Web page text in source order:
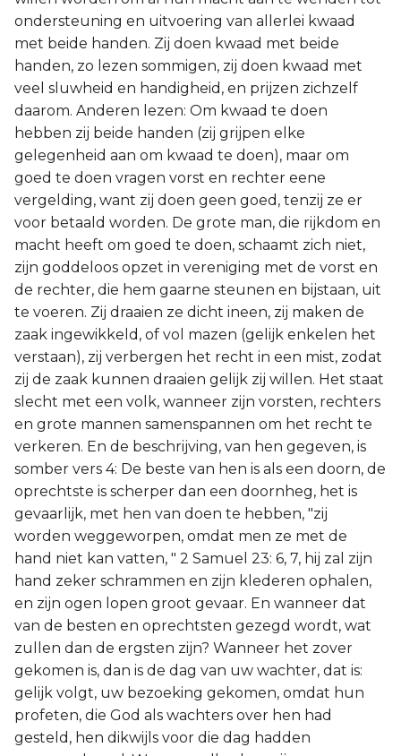
ondersteuning en uitvoering van allerlei kwaad
met beide handen. Zij doen kwaad met beide
handen, zo lezen sommigen, zij doen kwaad met
veel sluwheid en handigheid, en prijzen zichzelf
daarom. Anderen lezen: Om kwaad te doen
hebben zij beide handen (zij grijpen elke
gelegenheid aan om kwaad te doen), maar om
goed te doen vragen vorst en rechter eene
vergelding, want zij doen geen goed, tenzij ze er
voor betaald worden. De grote man, die rijkdom en
macht heeft om goed te doen, schaamt zich niet,
zijn goddeloos opzet in vereniging met de vorst en
de rechter, die hem gaarne steunen en bijstaan, uit
te voeren. Zij draaien ze dicht ineen, zij maken de
zaak ingewikkeld, of vol mazen (gelijk enkelen het
verstaan), zij verbergen het recht in een mist, zodat
zij de zaak kunnen draaien gelijk zij willen. Het staat
slecht met een volk, wanneer zijn vorsten, rechters
en grote mannen samenspannen om het recht te
verkeren. En de beschrijving, van hen gegeven, is
somber vers 4: De beste van hen is als een doorn, de
oprechtste is scherper dan een doornheg, het is
gevaarlijk, met hen van doen te hebben, "zij
worden weggeworpen, omdat men ze met de
hand niet kan vatten, " 2 Samuel 23: 6, 7, hij zal zijn
hand zeker schrammen en zijn klederen ophalen,
en zijn ogen lopen groot gevaar. En wanneer dat
van de besten en oprechtsten gezegd wordt, wat
zullen dan de ergsten zijn? Wanneer het zover
gekomen is, dan is de dag van uw wachter, dat is:
gelijk volgt, uw bezoeking gekomen, omdat hun
profeten, die God als wachters over hen had
gesteld, hen dikwijls voor die dag hadden